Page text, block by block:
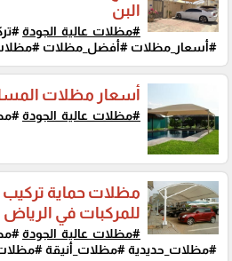
البن
#مظلات_عالية_الجودة
#أسعار_مظلات #أفضل_مظلات
أسعار مظلات
#مظلات_عالية_الجودة
مظلات حماية
للمركبات في الرياض
#مظلات_عالية_الجودة
#مظلات_حديدية #مظلات_أنيقة